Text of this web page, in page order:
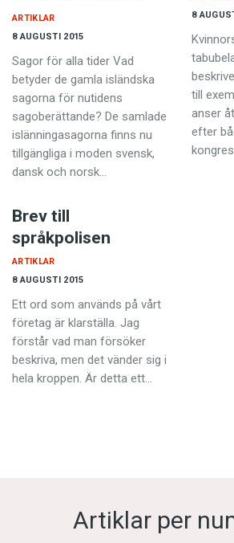
8 AUGUSTI 2015
ARTIKLAR
Sagor för alla tider Vad
betyder de gamla isländska
sagorna för nutidens
sagoberättande? De samlade
islänningasagorna finns nu
tillgängliga i moden svensk,
dansk och norsk…
8
till
anser
efter
Brev till
språkpolisen
8 AUGUSTI 2015
ARTIKLAR
Ett ord som används på vårt
företag är klarställa. Jag
förstår vad man försöker
beskriva, men det vänder sig i
hela kroppen. Är detta ett…
Artiklar per